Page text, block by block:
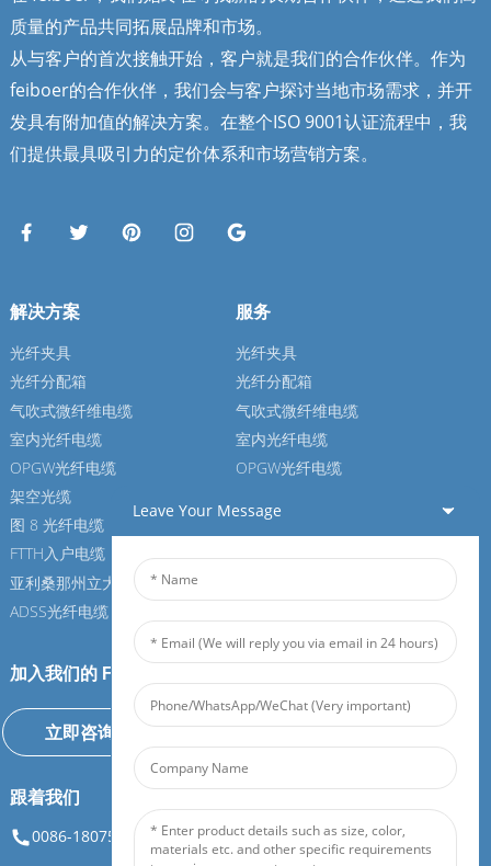
质量的产品共同拓展品牌和市场。
从与客户的首次接触开始，客户就是我们的合作伙伴。作为
feiboer的合作伙伴，我们会与客户探讨当地市场需求，并开
发具有附加值的解决方案。在整个ISO 9001认证流程中，我
们提供最具吸引力的定价体系和市场营销方案。
解决方案
光纤夹具
光纤分配箱
气吹式微纤维电缆
室内光纤电缆
OPGW光纤电缆
架空光缆
图 8 光纤电缆
FTTH入户电缆
亚利桑那州立大学光纤电缆
ADSS光纤电缆
服务
光纤夹具
光纤分配箱
气吹式微纤维电缆
室内光纤电缆
OPGW光纤电缆
图 8 光纤电缆
FTTH入户电缆
加入我们的 Feiboer
立即咨询
跟着我们
0086-18075108880
info@feiboer.com.cn
Leave Your Message